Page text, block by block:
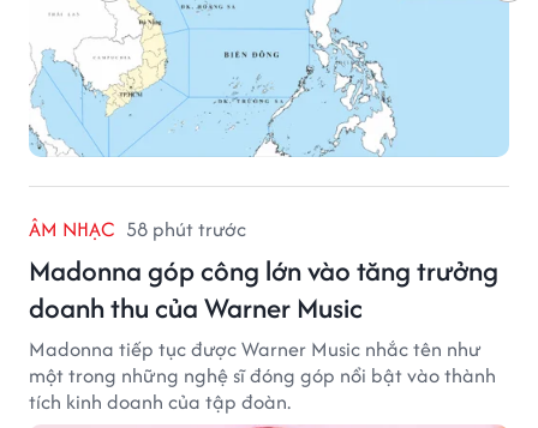
ÂM NHẠC 58 phút trước
Madonna góp công lớn vào tăng trưởng
doanh thu của Warner Music
Madonna tiếp tục được Warner Music nhắc tên như
một trong những nghệ sĩ đóng góp nổi bật vào thành
tích kinh doanh của tập đoàn.